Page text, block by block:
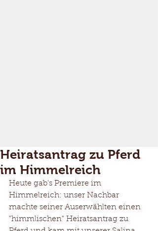
Heiratsantrag zu Pferd
im Himmelreich
Heute gab's Premiere im
Himmelreich: unser Nachbar
machte seiner Auserwählten einen
"himmlischen" Heiratsantrag zu